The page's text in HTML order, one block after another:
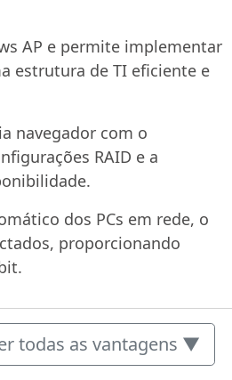
AP e permite implementar
estrutura de TI eficiente e
navegador com o
RAID e a
dos PCs em rede, o
proporcionando
todas as vantagens ▼